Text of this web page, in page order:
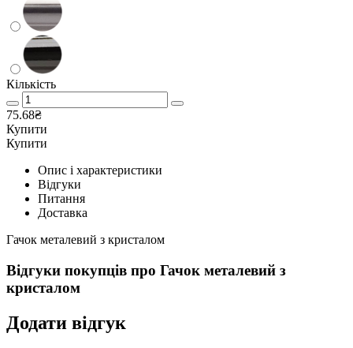
Кількість
75.68₴
Купити
Купити
Опис і характеристики
Відгуки
Питання
Доставка
Гачок металевий з кристалом
Відгуки покупців про Гачок металевий з
кристалом
Додати відгук